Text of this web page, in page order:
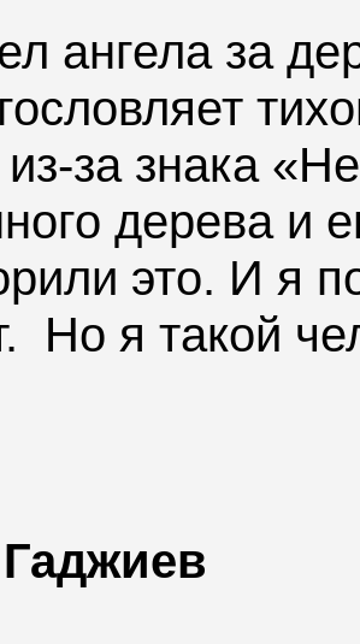
ангела за
за знака
дерева и
это. И я
Но я такой